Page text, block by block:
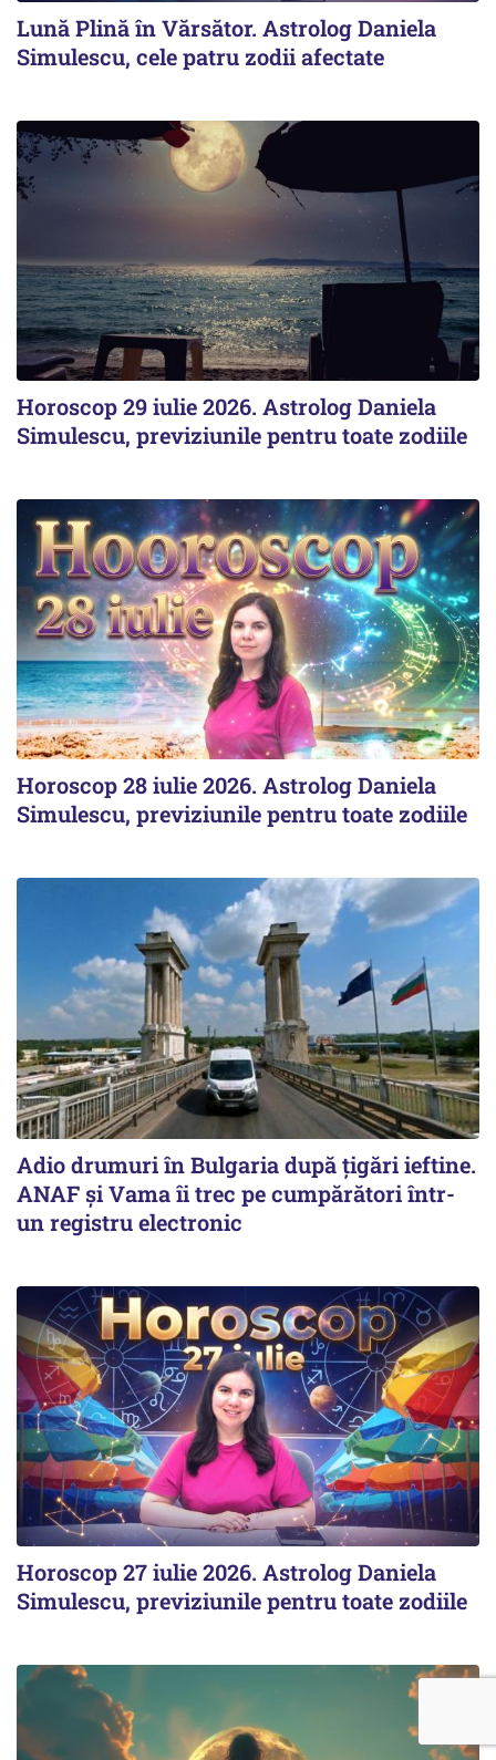
Lună Plină în Vărsător. Astrolog Daniela
Simulescu, cele patru zodii afectate
Horoscop 29 iulie 2026. Astrolog Daniela
Simulescu, previziunile pentru toate zodiile
Horoscop 28 iulie 2026. Astrolog Daniela
Simulescu, previziunile pentru toate zodiile
Adio drumuri în Bulgaria după țigări ieftine.
ANAF și Vama îi trec pe cumpărători într-
un registru electronic
Horoscop 27 iulie 2026. Astrolog Daniela
Simulescu, previziunile pentru toate zodiile